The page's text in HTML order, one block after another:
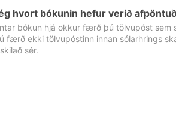
hvort bókunin hefur verið
bókun hjá okkur færð þú tölvupóst sem
færð ekki tölvupóstinn innan sólarhrings
sér.